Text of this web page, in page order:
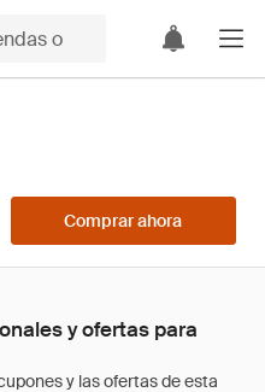
Comprar ahora
y ofertas para